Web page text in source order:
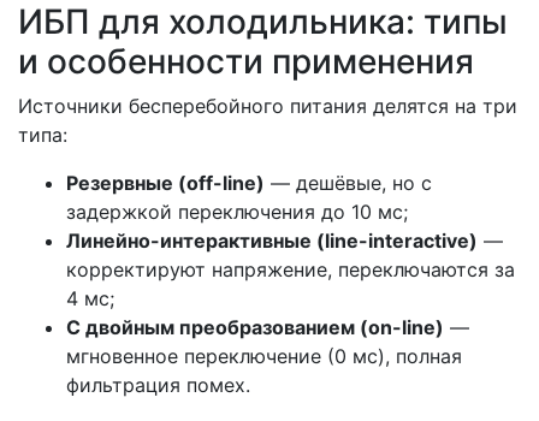
ИБП для холодильника: типы
и особенности применения
Источники бесперебойного питания делятся на три
типа:
Резервные (off-line) — дешёвые, но с
задержкой переключения до 10 мс;
Линейно-интерактивные (line-interactive) —
корректируют напряжение, переключаются за
4 мс;
С двойным преобразованием (on-line) —
мгновенное переключение (0 мс), полная
фильтрация помех.